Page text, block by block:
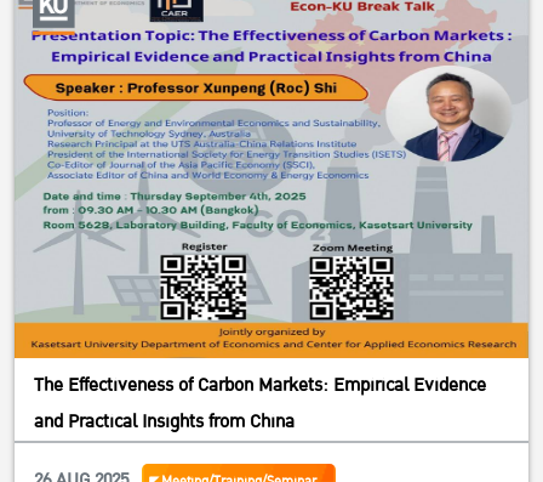
Assistant Professor at National University of Singapore
Director-in-waiting, Institute of Environment and
Sustainability
Publications:
Nature Climate Change and Journal of Development
Economics
Date and time: Thursday September 4th, 2025 from 10.30
– 11.30 AM (Bangkok)
Room 5628, Laboratory Building, Faculty of Economics,
Kasetsart University
Register :https://forms.gle/YaNEri36VgCKmrns7
Online Meeting Program Zoom
Meeting ID: 980 1367 6060 Passcode : 681229 Join Zoom
The Effectiveness of Carbon Markets: Empirical Evidence
and Practical Insights from China